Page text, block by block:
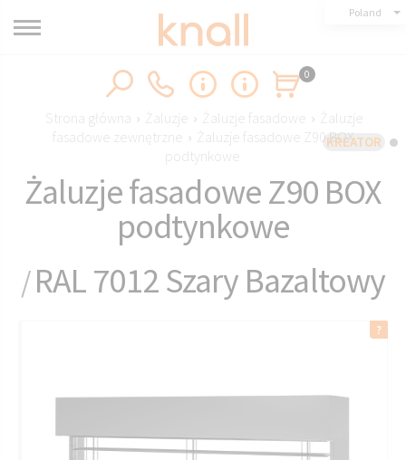
KREATOR
Poland
0
Strona główna › Żaluzje › Żaluzje fasadowe › Żaluzje
fasadowe zewnętrzne
› Żaluzje fasadowe Z90 BOX
podtynkowe
Żaluzje fasadowe Z90 BOX
podtynkowe
/RAL 7012 Szary Bazaltowy